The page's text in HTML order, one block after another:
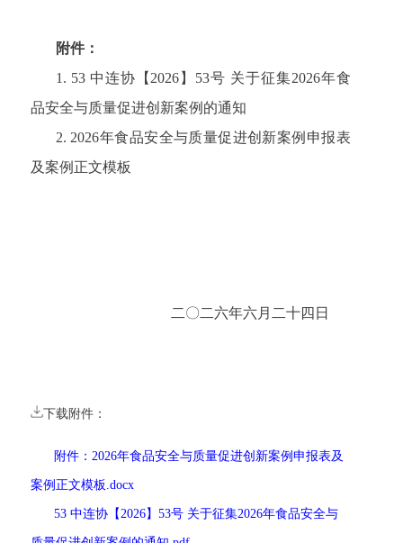
附件：
1. 53 中连协【2026】53号 关于征集2026年食
品安全与质量促进创新案例的通知
2. 2026年食品安全与质量促进创新案例申报表
及案例正文模板
二〇二六年六月二十四日
下载附件：
附件：2026年食品安全与质量促进创新案例申报表及
案例正文模板.docx
53 中连协【2026】53号 关于征集2026年食品安全与